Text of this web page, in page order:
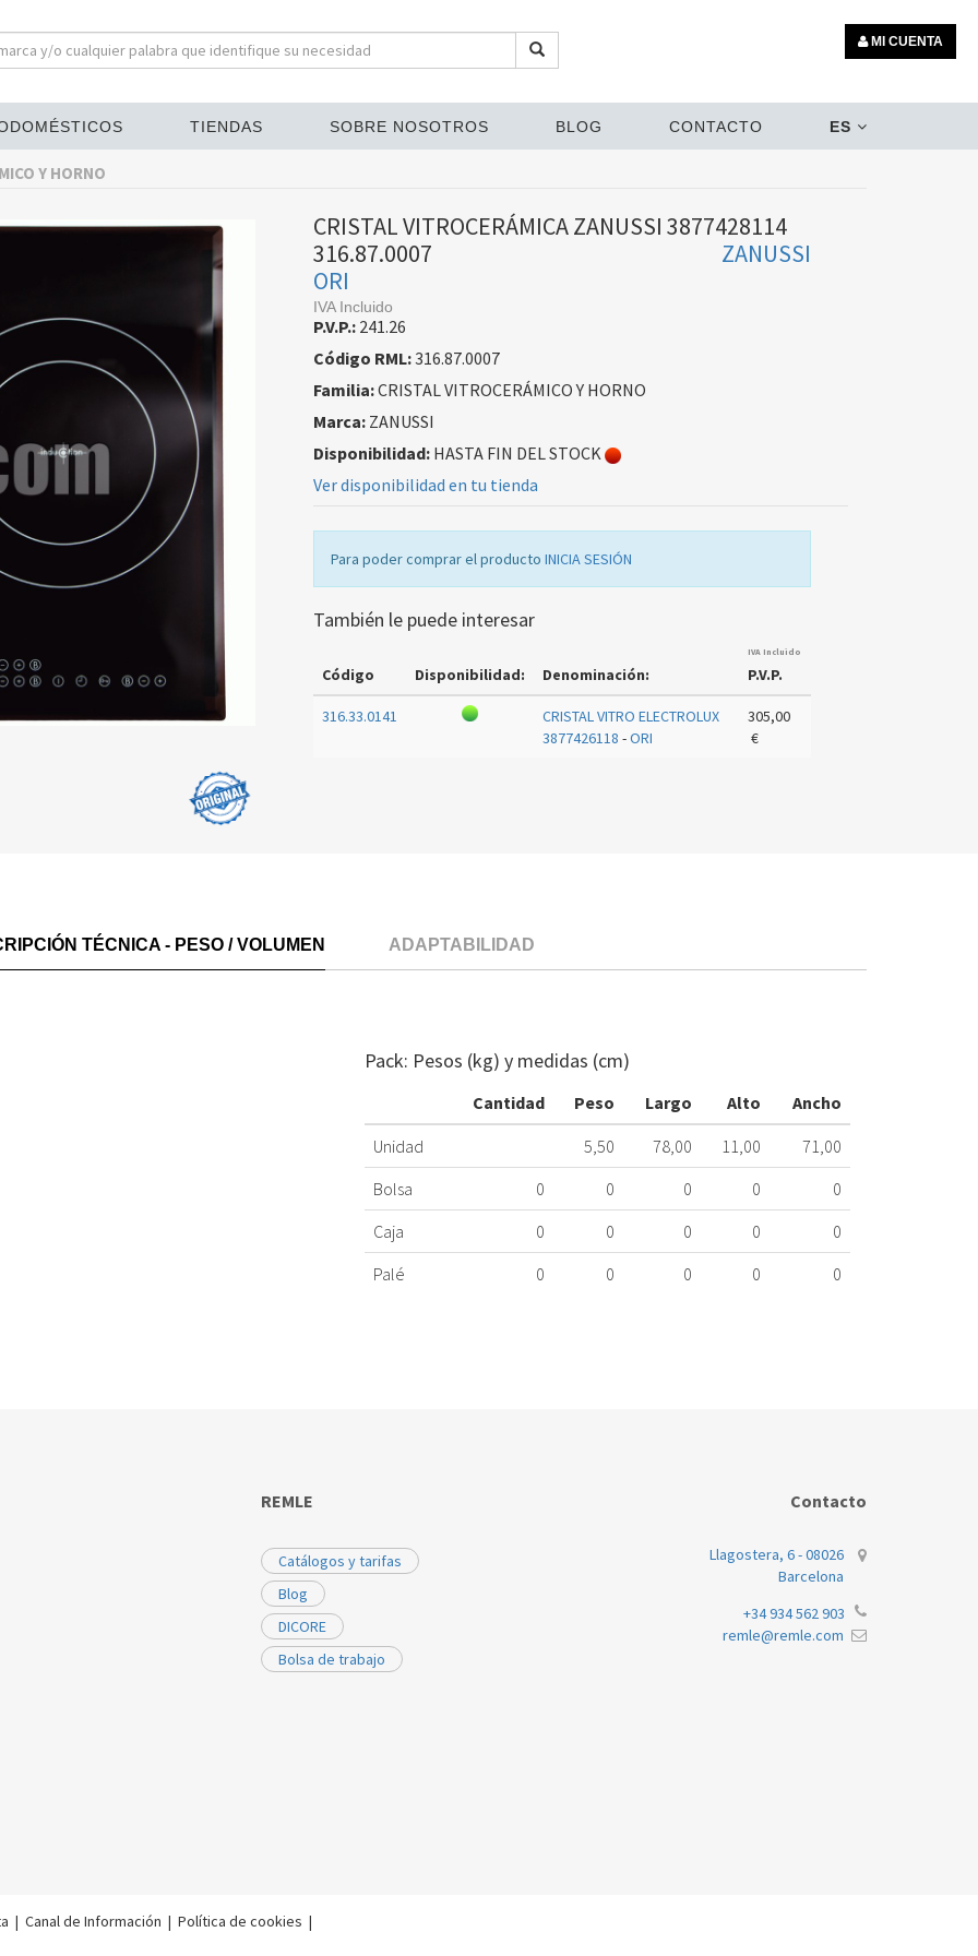
MI CUENTA
TIENDAS SOBRE NOSOTROS BLOG CONTACTO ES
Y HORNO
CRISTAL VITROCERÁMICA ZANUSSI 3877428114
316.87.0007
ZANUSSI
ORI
IVA Incluido
P.V.P.: 241.26
Código RML:316.87.0007
Familia:CRISTAL VITROCERÁMICO Y HORNO
Marca:ZANUSSI
Disponibilidad:HASTA FIN DEL STOCK
Ver disponibilidad en tu tienda
Para poder comprar el producto INICIA SESIÓN
También le puede interesar
Código Disponibilidad: Denominación:
IVA Incluido
P.V.P.
316.33.0141
CRISTAL VITRO ELECTROLUX
3877426118 -ORI
305,00
€
TÉCNICA - PESO / VOLUMEN ADAPTABILIDAD
Pack: Pesos (kg) y medidas (cm)
Cantidad Peso Largo Alto
Ancho
Unidad
5,50 78,00 11,00
71,00
Bolsa
0 0 0 0
0
Caja
0 0 0 0
0
Palé
0 0 0 0 0
REMLE
Catálogos y tarifas
Blog
DICORE
Bolsa de trabajo
Contacto
Llagostera, 6 - 08026
Barcelona
+34 934 562 903
remle@remle.com
| Canal de Información | Política de cookies |